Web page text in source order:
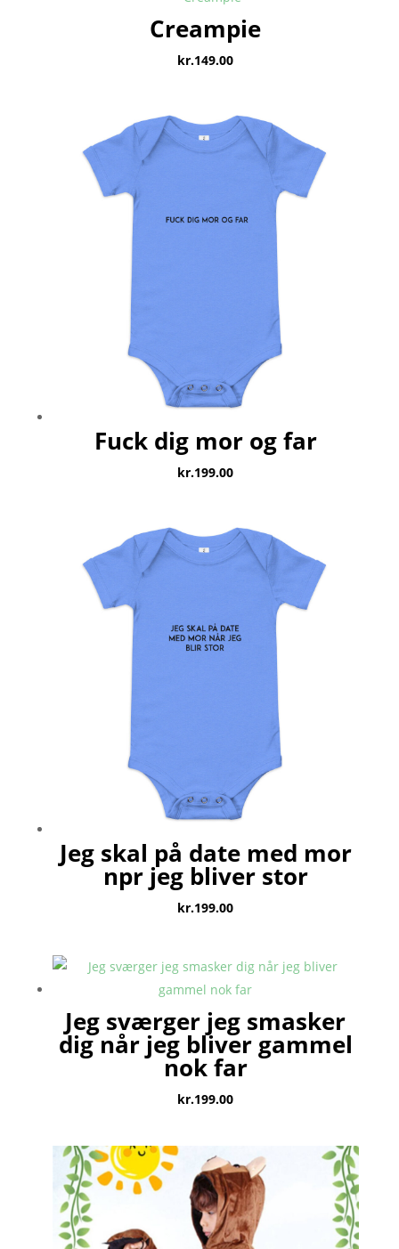
Creampie
kr.149.00
Fuck dig mor og far
kr.199.00
Jeg skal på date med mor
npr jeg bliver stor
kr.199.00
Jeg sværger jeg smasker
dig når jeg bliver gammel
nok far
kr.199.00